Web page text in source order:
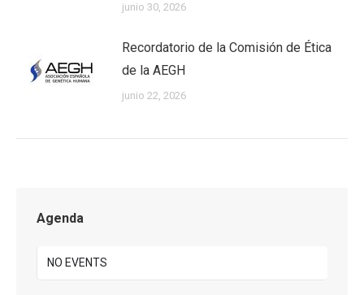
junio 30, 2026
Recordatorio de la Comisión de Ética
de la AEGH
junio 22, 2026
Agenda
NO EVENTS